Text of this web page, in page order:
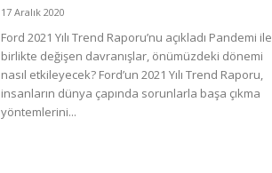
17 Aralık 2020
Ford 2021 Yılı Trend Raporu’nu açıkladı Pandemi ile
birlikte değişen davranışlar, önümüzdeki dönemi
nasıl etkileyecek? Ford’un 2021 Yılı Trend Raporu,
insanların dünya çapında sorunlarla başa çıkma
yöntemlerini...